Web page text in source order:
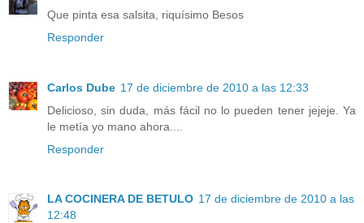
Que pinta esa salsita, riquísimo Besos
Responder
Carlos Dube 17 de diciembre de 2010 a las 12:33
Delicioso, sin duda, más fácil no lo pueden tener jejeje. Ya
le metía yo mano ahora....
Responder
LA COCINERA DE BETULO 17 de diciembre de 2010 a las
12:48